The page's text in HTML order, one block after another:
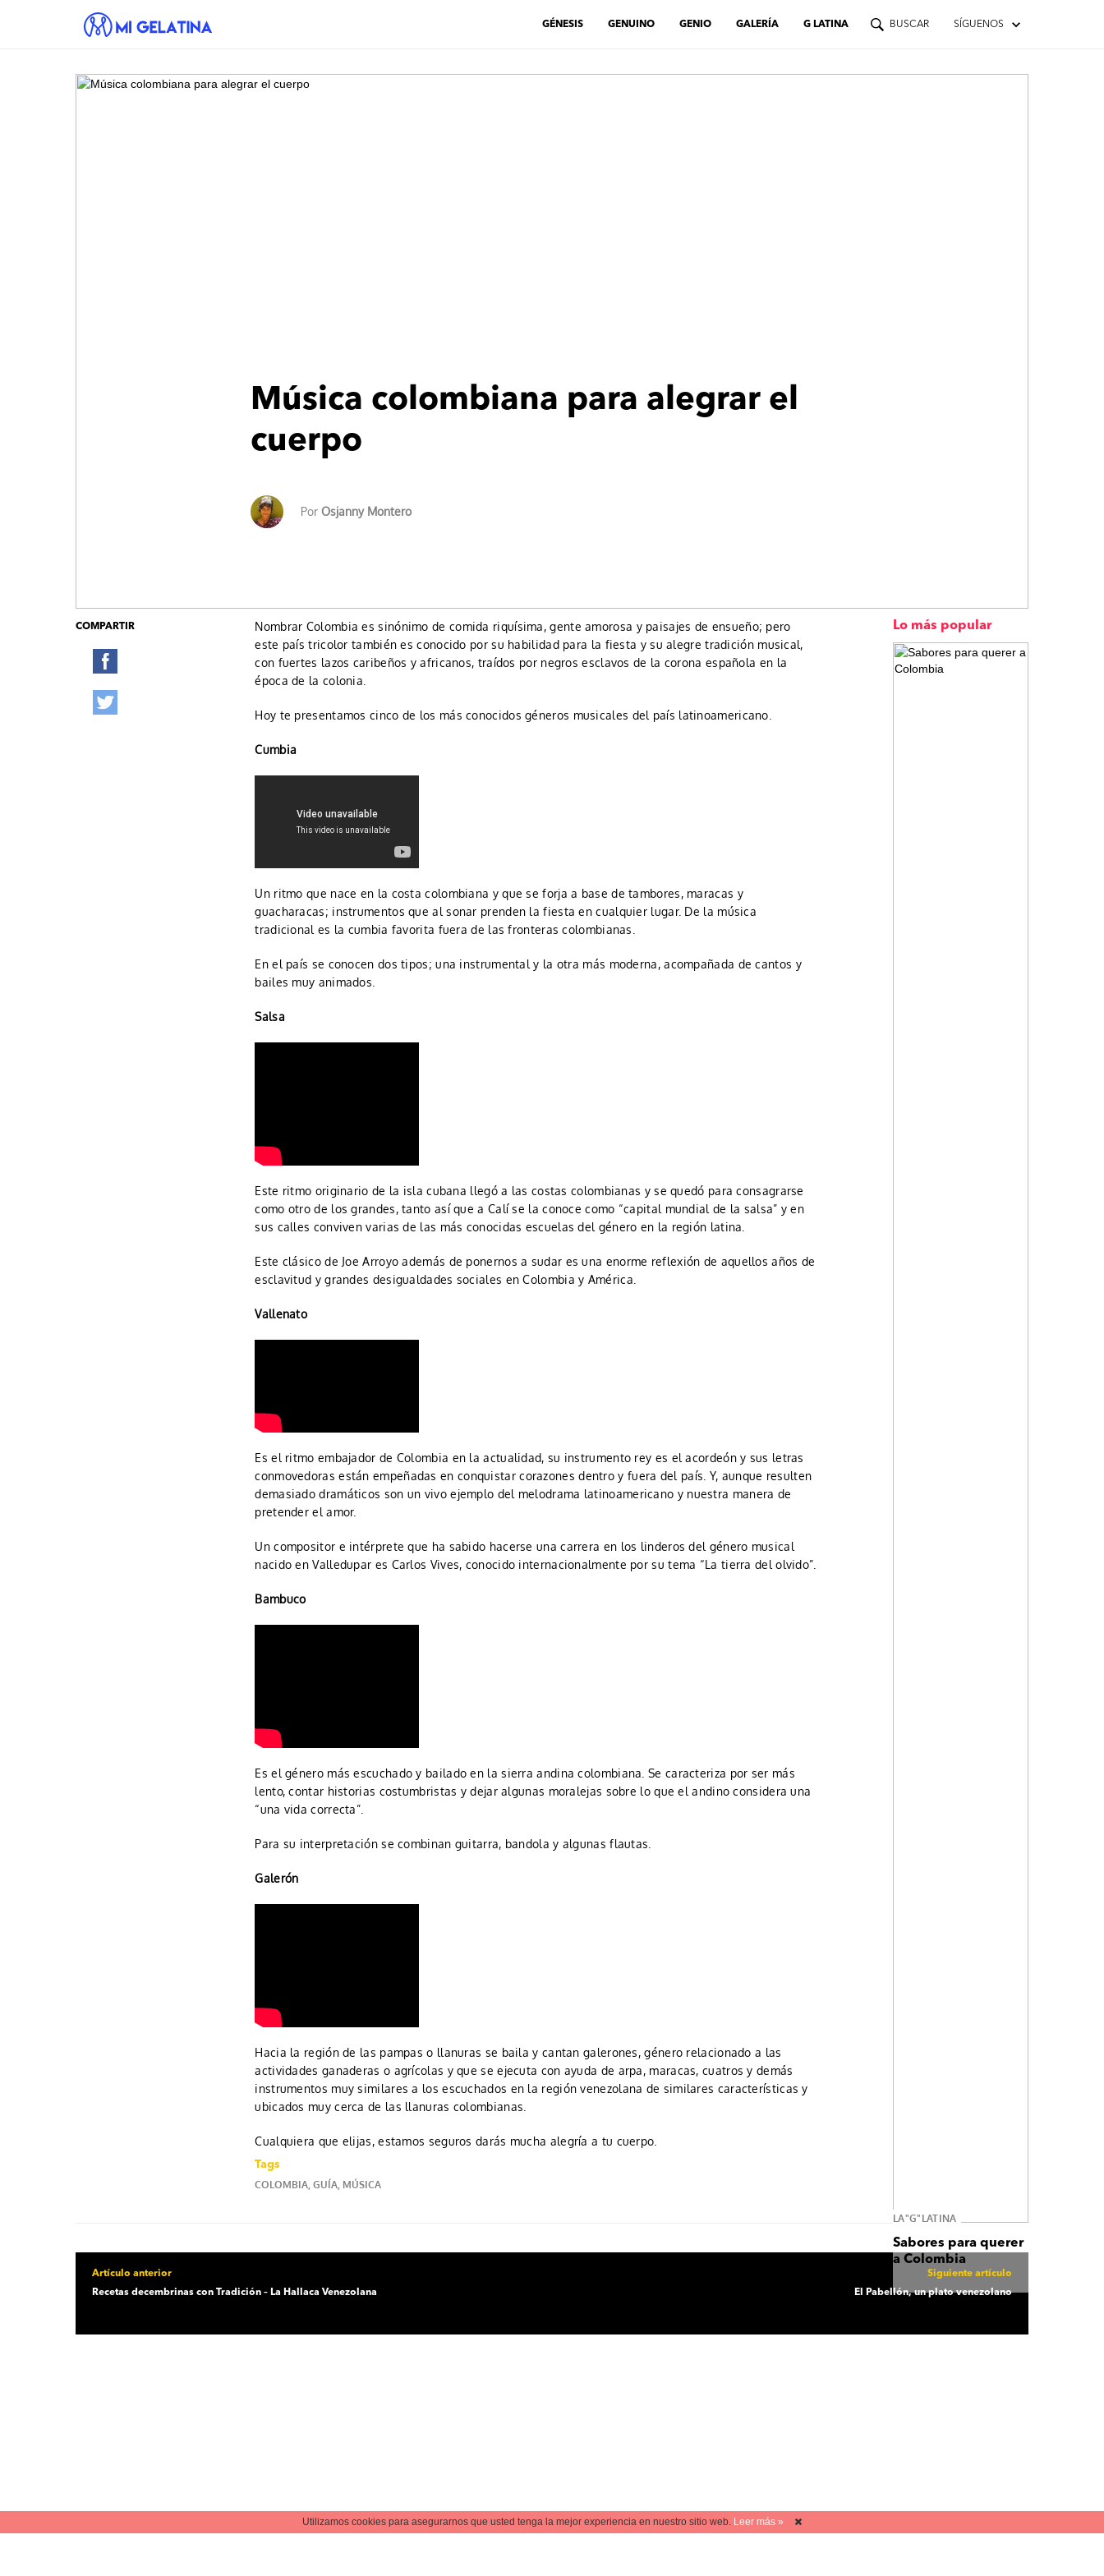
GÉNESIS GENUINO GENIO GALERÍA G LATINA BUSCAR SÍGUENOS
Música colombiana para alegrar el
cuerpo
Por Osjanny Montero
COMPARTIR
Nombrar Colombia es sinónimo de comida riquísima, gente amorosa y paisajes de ensueño; pero
este país tricolor también es conocido por su habilidad para la fiesta y su alegre tradición musical,
con fuertes lazos caribeños y africanos, traídos por negros esclavos de la corona española en la
época de la colonia.
Hoy te presentamos cinco de los más conocidos géneros musicales del país latinoamericano.
Cumbia
Un ritmo que nace en la costa colombiana y que se forja a base de tambores, maracas y
guacharacas; instrumentos que al sonar prenden la fiesta en cualquier lugar. De la música
tradicional es la cumbia favorita fuera de las fronteras colombianas.
En el país se conocen dos tipos; una instrumental y la otra más moderna, acompañada de cantos y
bailes muy animados.
Salsa
Este ritmo originario de la isla cubana llegó a las costas colombianas y se quedó para consagrarse
como otro de los grandes, tanto así que a Calí se la conoce como “capital mundial de la salsa” y en
sus calles conviven varias de las más conocidas escuelas del género en la región latina.
Este clásico de Joe Arroyo además de ponernos a sudar es una enorme reflexión de aquellos años de
esclavitud y grandes desigualdades sociales en Colombia y América.
Vallenato
Es el ritmo embajador de Colombia en la actualidad, su instrumento rey es el acordeón y sus letras
conmovedoras están empeñadas en conquistar corazones dentro y fuera del país. Y, aunque resulten
demasiado dramáticos son un vivo ejemplo del melodrama latinoamericano y nuestra manera de
pretender el amor.
Un compositor e intérprete que ha sabido hacerse una carrera en los linderos del género musical
nacido en Valledupar es Carlos Vives, conocido internacionalmente por su tema “La tierra del olvido”.
Bambuco
Es el género más escuchado y bailado en la sierra andina colombiana. Se caracteriza por ser más
lento, contar historias costumbristas y dejar algunas moralejas sobre lo que el andino considera una
“una vida correcta”.
Para su interpretación se combinan guitarra, bandola y algunas flautas.
Galerón
Hacia la región de las pampas o llanuras se baila y cantan galerones, género relacionado a las
actividades ganaderas o agrícolas y que se ejecuta con ayuda de arpa, maracas, cuatros y demás
instrumentos muy similares a los escuchados en la región venezolana de similares características y
ubicados muy cerca de las llanuras colombianas.
Cualquiera que elijas, estamos seguros darás mucha alegría a tu cuerpo.
Tags
COLOMBIA,GUÍA, MÚSICA
Lo más popular
LA"G"LATINA
Sabores para querer
a Colombia
Artículo anterior
Recetas decembrinas con Tradición – La Hallaca Venezolana
Siguiente artículo
El Pabellón, un plato venezolano
Utilizamos cookies para asegurarnos que usted tenga la mejor experiencia en nuestro sitio web. Leer más »